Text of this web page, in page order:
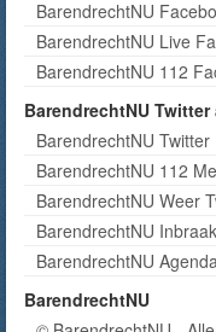
BarendrechtNU
BarendrechtNU Live
BarendrechtNU 112
BarendrechtNU
BarendrechtNU Twitter
BarendrechtNU 112
BarendrechtNU Weer
BarendrechtNU
BarendrechtNU
BarendrechtNU